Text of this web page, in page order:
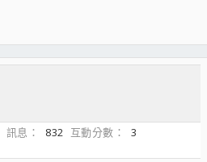
訊息 832 互動分數
3